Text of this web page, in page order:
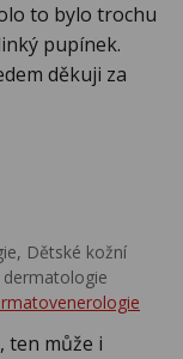
to bylo trochu
pupínek.
děkuji za
Dětské kožní
ten může i